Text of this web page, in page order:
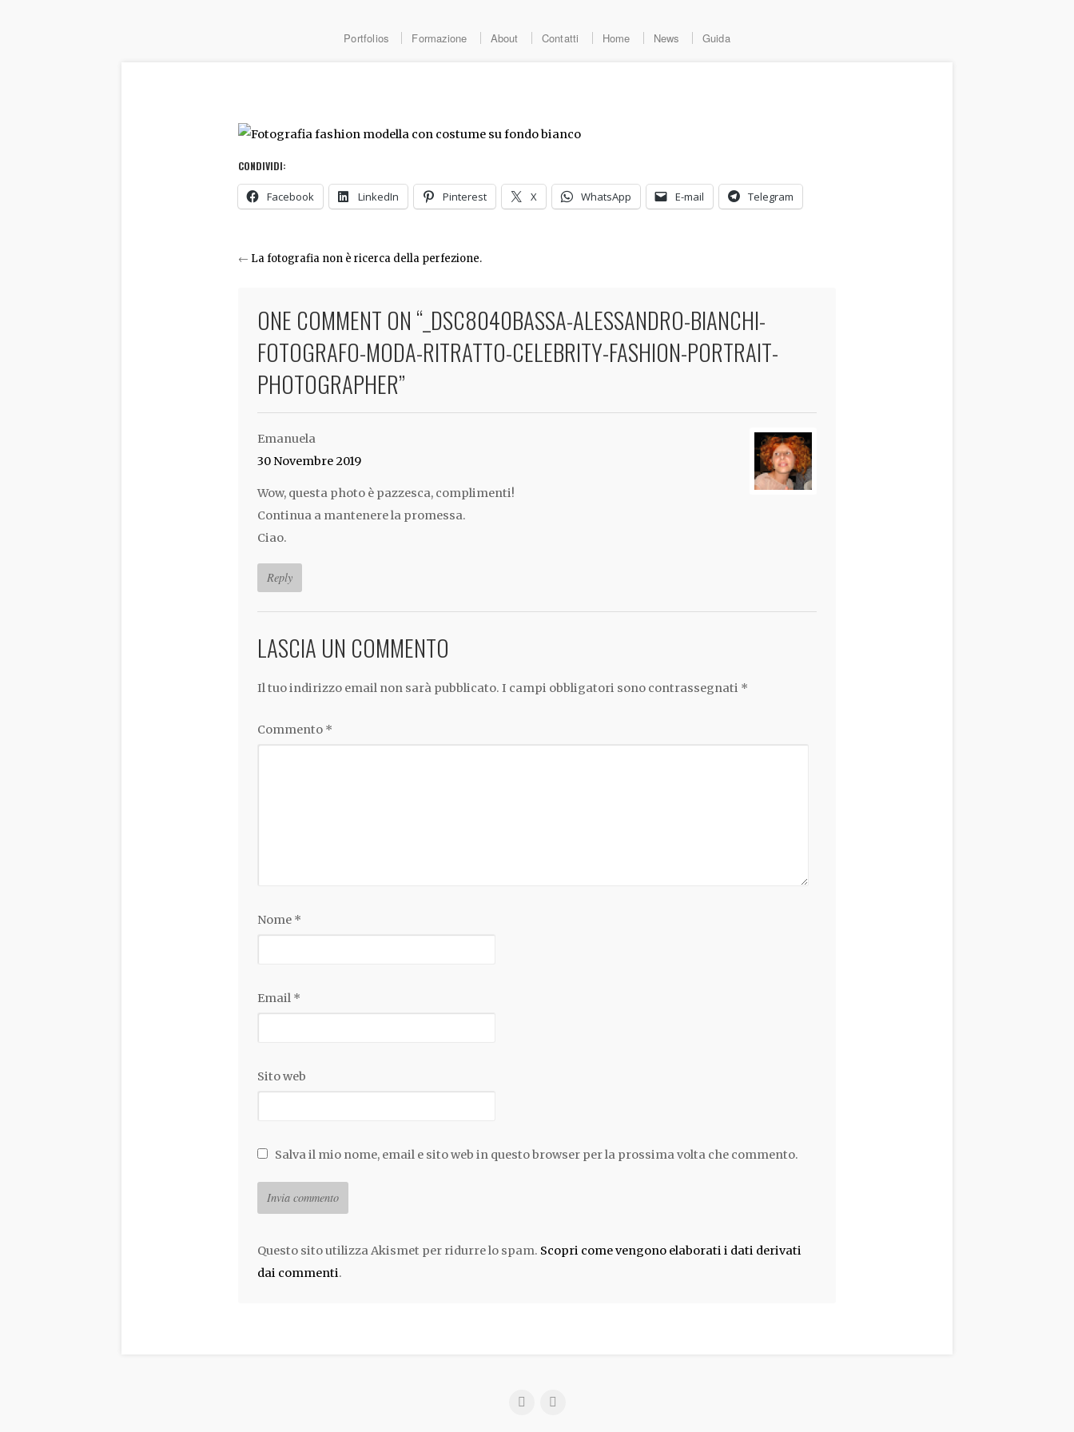
Portfolios Formazione About Contatti Home News Guida
CONDIVIDI:
Facebook LinkedIn Pinterest X WhatsApp E-mail Telegram
← La fotografia non è ricerca della perfezione.
ONE COMMENT ON “_DSC8040BASSA-ALESSANDRO-BIANCHI-
FOTOGRAFO-MODA-RITRATTO-CELEBRITY-FASHION-PORTRAIT-
PHOTOGRAPHER”
Emanuela
30 Novembre 2019
Wow, questa photo è pazzesca, complimenti!
Continua a mantenere la promessa.
Ciao.
Reply
LASCIA UN COMMENTO
Il tuo indirizzo email non sarà pubblicato. I campi obbligatori sono contrassegnati *
Commento *
Nome *
Email *
Sito web
Salva il mio nome, email e sito web in questo browser per la prossima volta che commento.
Questo sito utilizza Akismet per ridurre lo spam. Scopri come vengono elaborati i dati derivati
dai commenti.